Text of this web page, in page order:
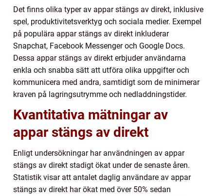
Det finns olika typer av appar stängs av direkt, inklusive
spel, produktivitetsverktyg och sociala medier. Exempel
på populära appar stängs av direkt inkluderar
Snapchat, Facebook Messenger och Google Docs.
Dessa appar stängs av direkt erbjuder användarna
enkla och snabba sätt att utföra olika uppgifter och
kommunicera med andra, samtidigt som de minimerar
kraven på lagringsutrymme och nedladdningstider.
Kvantitativa mätningar av
appar stängs av direkt
Enligt undersökningar har användningen av appar
stängs av direkt stadigt ökat under de senaste åren.
Statistik visar att antalet daglig användare av appar
stängs av direkt har ökat med över 50% sedan